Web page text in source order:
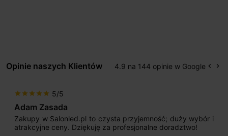
Opinie naszych Klientów 4.9 na 144 opinie w Google keyboard_arrow_left keyboard_arrow_right
duży wybór i
doradztwo!
Jestem bardzo zadowolony.
początku uderzyło mnie